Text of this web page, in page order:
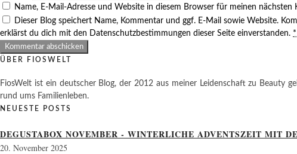
Name, E-Mail-Adresse und Website in diesem Browser für meinen nächsten
Dieser Blog speichert Name, Kommentar und ggf. E-Mail sowie Website.
erklärst du dich mit den Datenschutzbestimmungen dieser Seite einverstanden. *
ÜBER FIOSWELT
FiosWelt ist ein deutscher Blog, der 2012 aus meiner Leidenschaft zu Beauty
rund ums Familienleben.
NEUESTE POSTS
DEGUSTABOX NOVEMBER - WINTERLICHE ADVENTSZEIT MIT
20. November 2025